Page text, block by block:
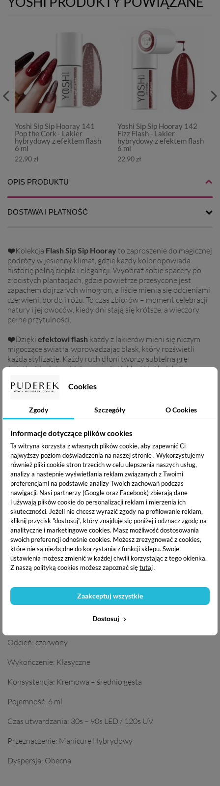
Cookies
Zgody Szczegóły O Cookies
Informacje dotyczące plików cookies
Ta witryna korzysta z własnych plików cookie, aby zapewnić Ci
najwyższy poziom doświadczenia na naszej stronie . Wykorzystujemy
również pliki cookie stron trzecich w celu ulepszenia naszych usług,
analizy a nastepnie wyświetlania reklam związanych z Twoimi
preferencjami na podstawie analizy Twoich zachowań podczas
nawigacji. Nasi partnerzy (Google oraz Facebook) zbierają dane
i używają plików cookie do personalizacji reklam i mierzenia ich
skuteczności. Jeżeli nie chcesz wyrazić zgody na profilowanie reklam,
kliknij przycisk "dostosuj", który znajduje się poniżej i odznacz zgodę na
analityczne i marketingowe cookies. Masz możliwość dostosowania
swoich preferencji odnośnie cookies. Możesz zrezygnować z cookies,
które nie są niezbędne do korzystania z funkcji sklepu. Swoje
ustawienia możesz zmienić w każdej chwili korzystając z tego okienka.
Z naszą polityką cookies możesz zapoznać siętutaj.
Dostosuj
Zaakceptuj wszystkie
Yoshi Sip Sip Hooray 141
Pop the Cork - Lakier
hybrydowy z efektem flash
6 ml
22,90 zł
Yoshi Sip Sip Hooray 142
Fizz Flash - Lakier
hybrydowy z efektem flash
6 ml
22,90 zł
OPIS PRODUKTU
DOSTAWA I PŁATNOŚĆ
❤️Kolekcja Flash Sip Sip Hooray to zaproszenie do magicznej
podróży w jesienny klimat, gdzie każdy kolor opowiada
historię pełną ciepła i elegancji. Wyobraź sobie spacery po
złocistych plantacjach, gdzie powietrze przesycone jest
zapachem dojrzałych winogron, a liście mienią się odcieniami
czerwieni, bordo i różu. To czas zbiorów – moment celebracji
natury i jej owoców, kiedy dni stają się krótsze, a wieczory
pełne przytulności.
❤️Dzięki efektowi flash każdy z lakierów mieni się niczym
migoczące światła, wprowadzając blask, który rozświetli
każdą stylizację. Każdy ruch dłoni tworzy subtelną grę
światła, idealnie oddając energię i lekkość tej kolekcji.
❤️To kwintesencja jesieni – pełna elegancji, ale z nutą zabawy.
ciepło jesiennych wieczorów, gdzie blask świec i
rozświetlonych liści tworzy przytulną, magiczną aurę. Bez
rumieniec, czy głęboka wyrafinowana tonacja Sip Sip Hooray
zabierze Cię w podróż, gdzie każda chwila ma swój własny,
wyjątkowy kolor – pełen życia, światła i radości.
UWAGA!
Produkt wysoko napigmentowany.
Zaleca się nakładanie cienkich warstw i utwardzenie w
lampie dobrej jakości, przez 60 s.
NO WAY ROSE!
Efekt: Flash
Pełne krycie: 2-3 cienkie warstwy
Odcień: czerwony
Wykończenie: Klasyczne
Konsystencja: Kremowa – średnio gęsta
Pojemność: 6 ml
Czas utwardzania: 30s – 90s LED / 120s UV
Przeznaczenie: Manicure Hybrydowy
Dyspersja: Obecna